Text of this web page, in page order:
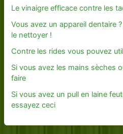
Le vinaigre efficace contre les
Vous avez un appareil dentaire
le nettoyer !
Contre les rides vous pouvez
Si vous avez les mains sèches
faire
Si vous avez un pull en laine
essayez ceci